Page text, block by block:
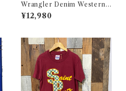
Wrangler Denim Western S
hirt 15 1/2 Made in USA / ラ
ングラー デニムウエスタン シ
¥12,980